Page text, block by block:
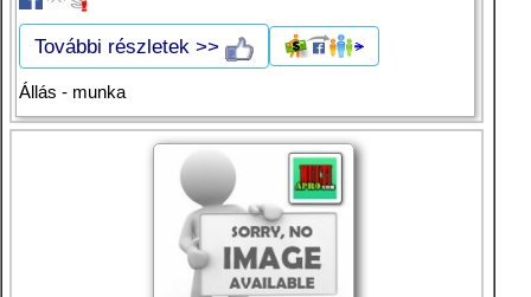
További részletek >>
Állás - munka